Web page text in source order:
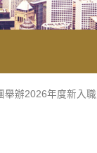
舉辦2026年度新入職